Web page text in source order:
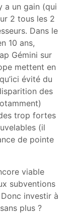
a un gain (qui
2 tous les 2
Dans le
10 ans,
Gémini sur
mettent en
évité du
des
trop fortes
(il
de pointe
viable
subventions
investir à
plus ?